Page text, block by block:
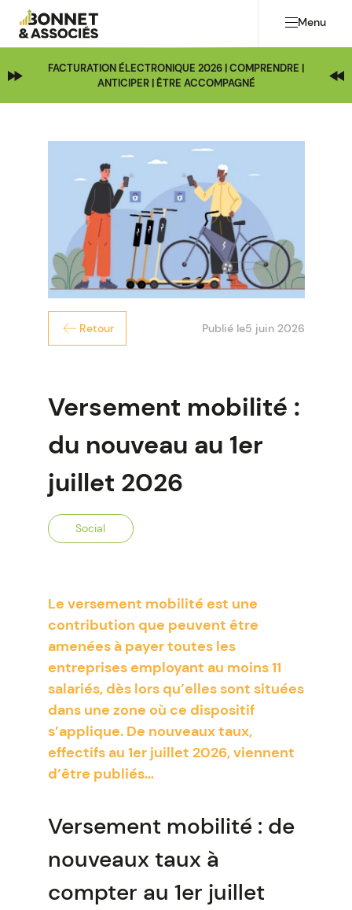
Menu
FACTURATION ÉLECTRONIQUE 2026 | COMPRENDRE |
ANTICIPER | ÊTRE ACCOMPAGNÉ
Retour Publié le5 juin 2026
Versement mobilité :
du nouveau au 1er
juillet 2026
Social
Le versement mobilité est une
contribution que peuvent être
amenées à payer toutes les
entreprises employant au moins 11
salariés, dès lors qu’elles sont situées
dans une zone où ce dispositif
s’applique. De nouveaux taux,
effectifs au 1er juillet 2026, viennent
d’être publiés…
Versement mobilité : de
nouveaux taux à
compter au 1er juillet